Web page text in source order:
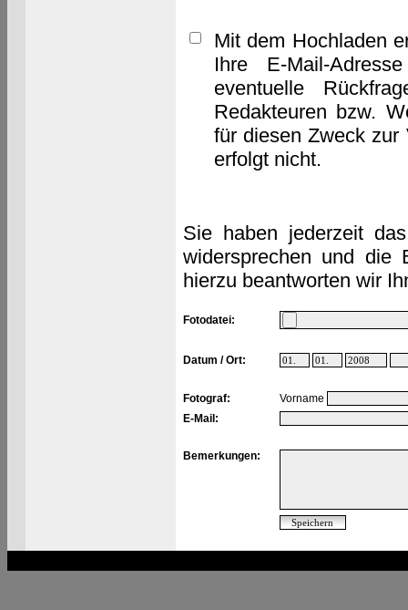
Mit dem Hochladen
Ihre E-Mail-
eventuelle
Redakteuren bzw.
für diesen Zweck zur
erfolgt nicht.
Sie haben jederzeit
widersprechen und die
hierzu beantworten wir
Fotodatei:
Datum / Ort:
Fotograf:
Vorname
E-Mail:
Bemerkungen: